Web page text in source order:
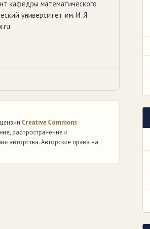
кафедры математического
университет им. И. Я.
Creative Commons
распространение и
авторства. Авторские права на